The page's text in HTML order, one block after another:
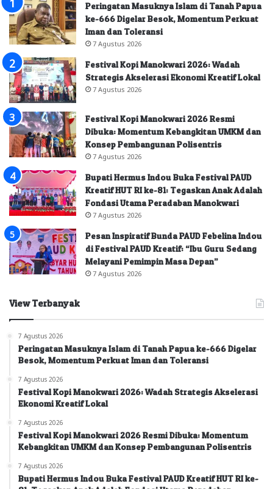
Peringatan Masuknya Islam di Tanah Papua
ke-666 Digelar Besok, Momentum Perkuat
Iman dan Toleransi
7 Agustus 2026
Festival Kopi Manokwari 2026: Wadah
Strategis Akselerasi Ekonomi Kreatif Lokal
7 Agustus 2026
Festival Kopi Manokwari 2026 Resmi
Dibuka: Momentum Kebangkitan UMKM dan
Konsep Pembangunan Polisentris
7 Agustus 2026
Bupati Hermus Indou Buka Festival PAUD
Kreatif HUT RI ke-81: Tegaskan Anak Adalah
Fondasi Utama Peradaban Manokwari
7 Agustus 2026
Pesan Inspiratif Bunda PAUD Febelina Indou
di Festival PAUD Kreatif: “Ibu Guru Sedang
Melayani Pemimpin Masa Depan”
7 Agustus 2026
View Terbanyak
7 Agustus 2026
Peringatan Masuknya Islam di Tanah Papua ke-666 Digelar
Besok, Momentum Perkuat Iman dan Toleransi
7 Agustus 2026
Festival Kopi Manokwari 2026: Wadah Strategis Akselerasi
Ekonomi Kreatif Lokal
7 Agustus 2026
Festival Kopi Manokwari 2026 Resmi Dibuka: Momentum
Kebangkitan UMKM dan Konsep Pembangunan Polisentris
7 Agustus 2026
Bupati Hermus Indou Buka Festival PAUD Kreatif HUT RI ke-